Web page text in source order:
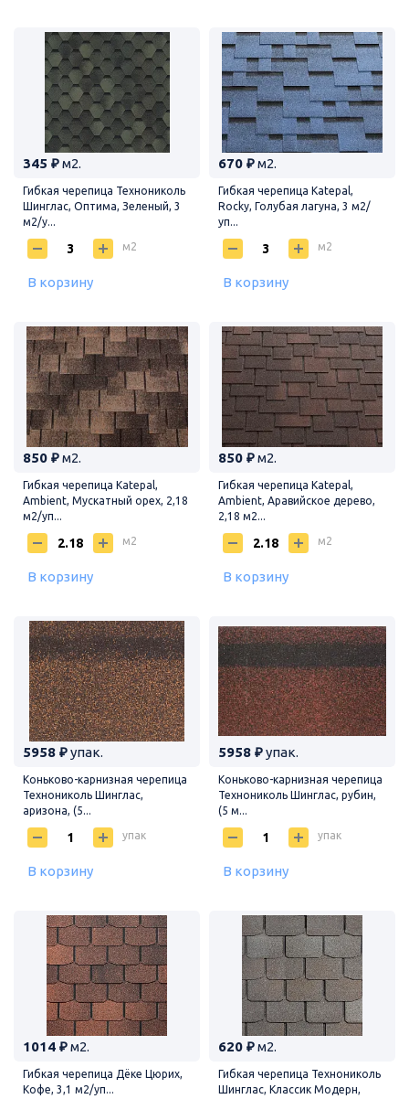
345 ₽м2.
Гибкая черепица Технониколь
Шинглас, Оптима, Зеленый, 3
м2/у...
м2
В корзину
670 ₽м2.
Гибкая черепица Katepal,
Rocky, Голубая лагуна, 3 м2/
уп...
м2
В корзину
850 ₽м2.
Гибкая черепица Katepal,
Ambient, Мускатный орех, 2,18
м2/уп...
м2
В корзину
850 ₽м2.
Гибкая черепица Katepal,
Ambient, Аравийское дерево,
2,18 м2...
м2
В корзину
5958 ₽упак.
Коньково-карнизная черепица
Технониколь Шинглас,
аризона, (5...
упак
В корзину
5958 ₽упак.
Коньково-карнизная черепица
Технониколь Шинглас, рубин,
(5 м...
упак
В корзину
1014 ₽м2.
Гибкая черепица Дёке Цюрих,
Кофе, 3,1 м2/уп...
620 ₽м2.
Гибкая черепица Технониколь
Шинглас, Классик Модерн,